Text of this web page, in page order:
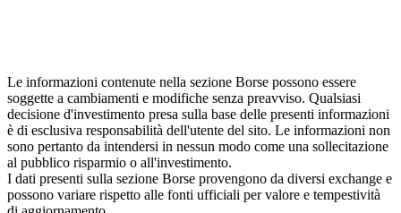
Le informazioni contenute nella sezione Borse possono essere
soggette a cambiamenti e modifiche senza preavviso. Qualsiasi
decisione d'investimento presa sulla base delle presenti informazioni
è di esclusiva responsabilità dell'utente del sito. Le informazioni non
sono pertanto da intendersi in nessun modo come una sollecitazione
al pubblico risparmio o all'investimento.
I dati presenti sulla sezione Borse provengono da diversi exchange e
possono variare rispetto alle fonti ufficiali per valore e tempestività